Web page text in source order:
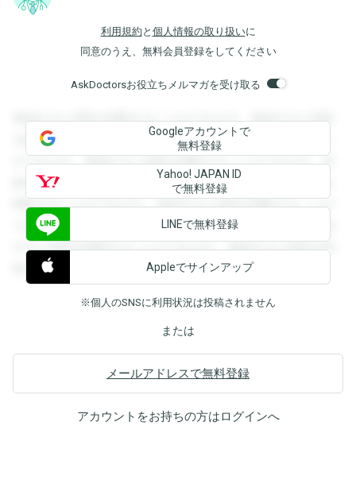
利用規約 と 個人情報の取り扱いに
同意のうえ、無料会員登録をしてください
AskDoctorsお役立ちメルマガを受け取る
登録すると回答を閲覧することができます。登録すると回答
を閲覧することができます。登録すると回答を閲覧すること
ができます。登録すると回答を閲覧することができます。登
録すると回答を閲覧することができます。登録すると回答を
閲覧することができます。登録すると回答を閲覧することが
できます。登録すると回答を閲覧することができます。登録
すると回答を閲覧することができます。登録すると回答を閲
覧することができます。
Googleアカウントで
無料登録
Yahoo! JAPAN ID
で無料登録
LINEで無料登録
Appleでサインアップ
※個人のSNSに利用状況は投稿されません
または
メールアドレスで無料登録
アカウントをお持ちの方はログインへ